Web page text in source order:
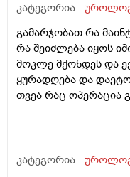
კატეგორია -
გამარჯობათ რა
რა შეიძლება იყოს
მოკლე მქონდეს და
ყურადღება და
თვეა რაც ოპერაცია
ასევე
ერექცირებულის
კატეგორია -